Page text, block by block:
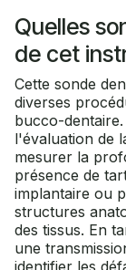
Quelles
de cet
Cette sonde
diverses
bucco-
l'évaluation de
mesurer la
présence de
implantaire ou
structures
des tissus. En
une